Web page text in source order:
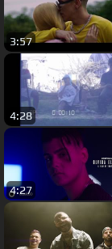
3:57
4:28
4:27